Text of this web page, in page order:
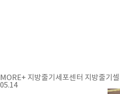
MORE+ 지방줄기세포센터 지방줄기
05.14